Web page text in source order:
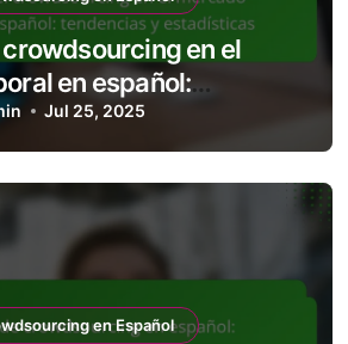
en el
en español:
estadísticas
Jul 25, 2025
en Español